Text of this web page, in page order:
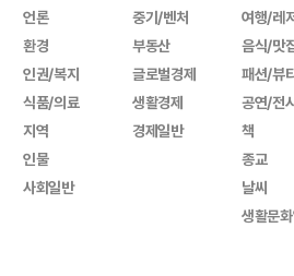
언론
환경
인권/복지
식품/의료
지역
인물
사회일반
중기/벤처
부동산
글로벌경제
생활경제
경제일반
여행/레
음식/맛
패션/뷰
공연/전
책
종교
날씨
생활문